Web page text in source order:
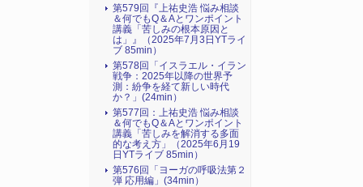
第579回『上祐史浩 悩み相談
＆何でもQ＆Aとワンポイント
講義「苦しみの根本原因と
は」』（2025年7月3日YTライ
ブ 85min）
第578回「イスラエル・イラン
戦争：2025年以降の世界予
測：紛争を経て新しい時代
か？」(24min）
第577回：上祐史浩 悩み相談
＆何でもQ＆Aとワンポイント
講義「苦しみを解消する多面
的な考え方」（2025年6月19
日YTライブ 85min）
第576回「ヨーガの呼吸法第２
弾 応用編」(34min）